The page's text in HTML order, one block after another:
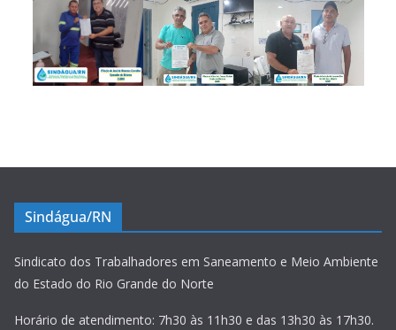
Sindágua/RN
Sindicato dos Trabalhadores em Saneamento e Meio Ambiente
do Estado do Rio Grande do Norte
Horário de atendimento: 7h30 às 11h30 e das 13h30 às 17h30.